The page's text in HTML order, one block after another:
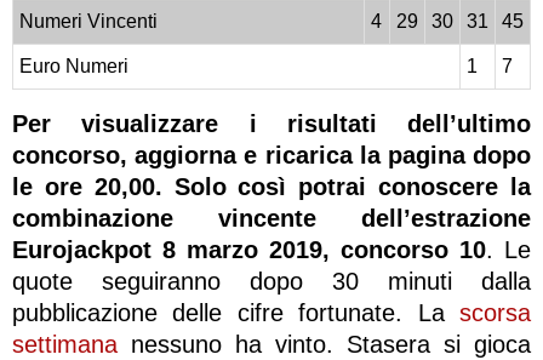
Numeri Vincenti 4 29 30 31 45
Euro Numeri 1 7
Per visualizzare i risultati dell’ultimo
concorso, aggiorna e ricarica la pagina dopo
le ore 20,00. Solo così potrai conoscere la
combinazione vincente dell’estrazione
Eurojackpot 8 marzo 2019, concorso 10. Le
quote seguiranno dopo 30 minuti dalla
pubblicazione delle cifre fortunate. La scorsa
settimana nessuno ha vinto. Stasera si gioca